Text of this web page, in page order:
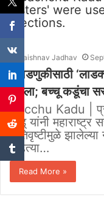
Vaishnav Jadhav
निवडणुकीसाठी
घेतला; बच्चू कडूंचा
Bacchu Kadu |
कडू यांनी महाराष्ट्र
अतिवृष्टीमुळे
वाढत्या…
Read More »